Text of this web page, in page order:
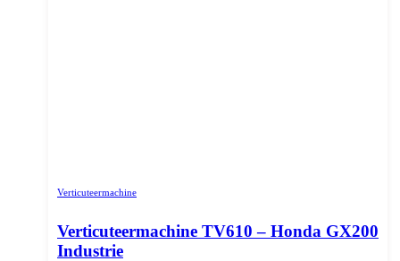
Verticuteermachine
Verticuteermachine TV610 – Honda GX200
Industrie